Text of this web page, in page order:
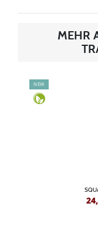
MEHR
NEW